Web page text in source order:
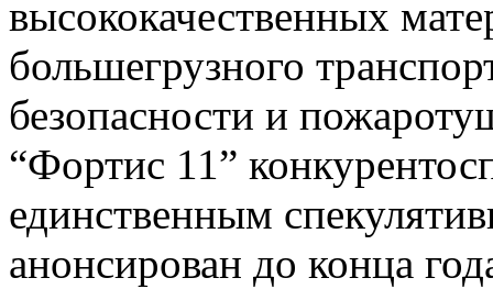
высококачественных
большегрузного
безопасности и
“Фортис 11”
единственным
анонсирован до конца